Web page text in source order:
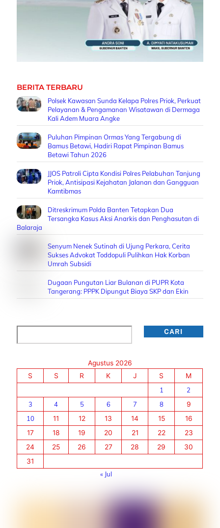
BERITA TERBARU
Polsek Kawasan Sunda Kelapa Polres Priok, Perkuat
Pelayanan & Pengamanan Wisatawan di Dermaga
Kali Adem Muara Angke
Puluhan Pimpinan Ormas Yang Tergabung di
Bamus Betawi, Hadiri Rapat Pimpinan Bamus
Betawi Tahun 2026
JJOS Patroli Cipta Kondisi Polres Pelabuhan Tanjung
Priok, Antisipasi Kejahatan Jalanan dan Gangguan
Kamtibmas
Ditreskrimum Polda Banten Tetapkan Dua
Tersangka Kasus Aksi Anarkis dan Penghasutan di
Balaraja
Senyum Nenek Sutinah di Ujung Perkara, Cerita
Sukses Advokat Toddopuli Pulihkan Hak Korban
Umrah Subsidi
Dugaan Pungutan Liar Bulanan di PUPR Kota
Tangerang: PPPK Dipungut Biaya SKP dan Ekin
CARI
Agustus 2026
S
S R K J S
M
1
2
3
4 5 6 7 8
9
10
11 12 13 14 15
16
17
18 19 20 21 22
23
24
25 26 27 28 29
30
31
« Jul